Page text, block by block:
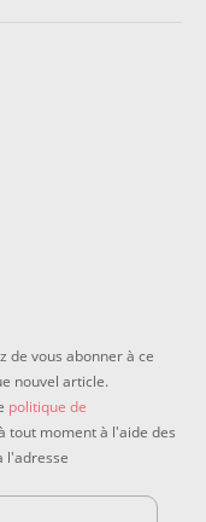
de vous abonner à ce
nouvel article.
politique de
tout moment à l'aide des
l'adresse